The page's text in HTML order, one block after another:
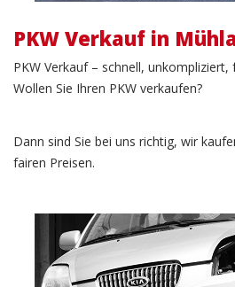
PKW Verkauf in
PKW Verkauf – schnell, unkompliziert,
Wollen Sie Ihren PKW verkaufen?
Dann sind Sie bei uns richtig, wir
fairen Preisen.